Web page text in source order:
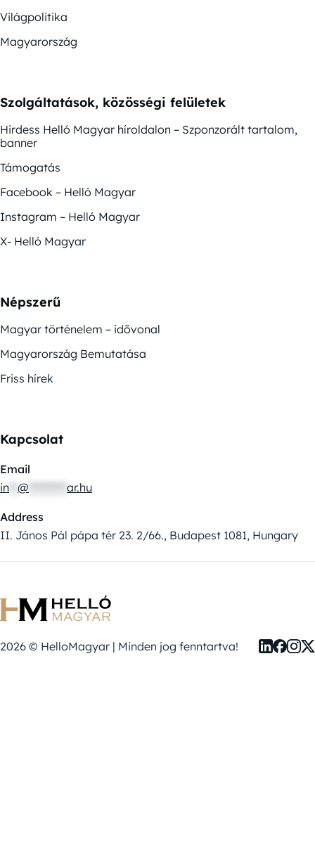
Világpolitika
Magyarország
Szolgáltatások, közösségi felületek
Hirdess Helló Magyar híroldalon – Szponzorált tartalom,
banner
Támogatás
Facebook – Helló Magyar
Instagram – Helló Magyar
X- Helló Magyar
Népszerű
Magyar történelem – idővonal
Magyarország Bemutatása
Friss hírek
Kapcsolat
Email
in @ ar.hu
Address
II. János Pál pápa tér 23. 2/66., Budapest 1081, Hungary
2026 © HelloMagyar | Minden jog fenntartva!